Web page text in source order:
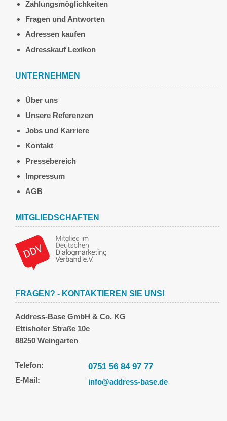
Zahlungsmöglichkeiten
Fragen und Antworten
Adressen kaufen
Adresskauf Lexikon
UNTERNEHMEN
Über uns
Unsere Referenzen
Jobs und Karriere
Kontakt
Pressebereich
Impressum
AGB
MITGLIEDSCHAFTEN
FRAGEN? - KONTAKTIEREN SIE UNS!
Address-Base GmbH & Co. KG
Ettishofer Straße 10c
88250 Weingarten
Telefon: 0751 56 84 97 77
E-Mail: info@address-base.de